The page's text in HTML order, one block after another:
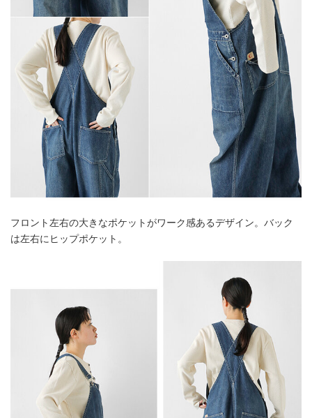
フロント左右の大きなポケットがワーク感あるデザイン。バック
は左右にヒップポケット。